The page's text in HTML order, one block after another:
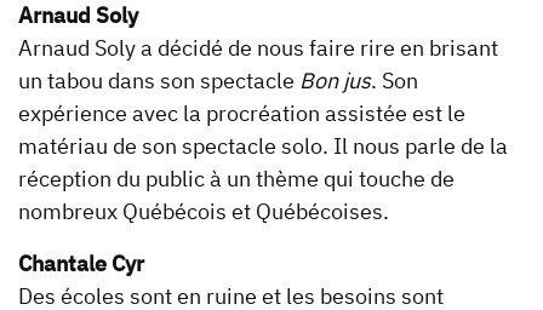
Arnaud Soly
Arnaud Soly a décidé de nous faire rire en brisant
un tabou dans son spectacle Bon jus. Son
expérience avec la procréation assistée est le
matériau de son spectacle solo. Il nous parle de la
réception du public à un thème qui touche de
nombreux Québécois et Québécoises.
Chantale Cyr
Des écoles sont en ruine et les besoins sont